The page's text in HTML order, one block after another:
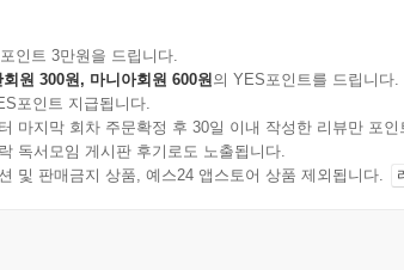
인트 3만원을 드립니다.
회원 300원, 마니아회원 600원의 YES포인트를 드립니다.
포인트 지급됩니다.
마지막 회차 주문확정 후 30일 이내 작성한 리뷰만 포인
독서모임 게시판 후기로도 노출됩니다.
및 판매금지 상품, 예스24 앱스토어 상품 제외됩니다.